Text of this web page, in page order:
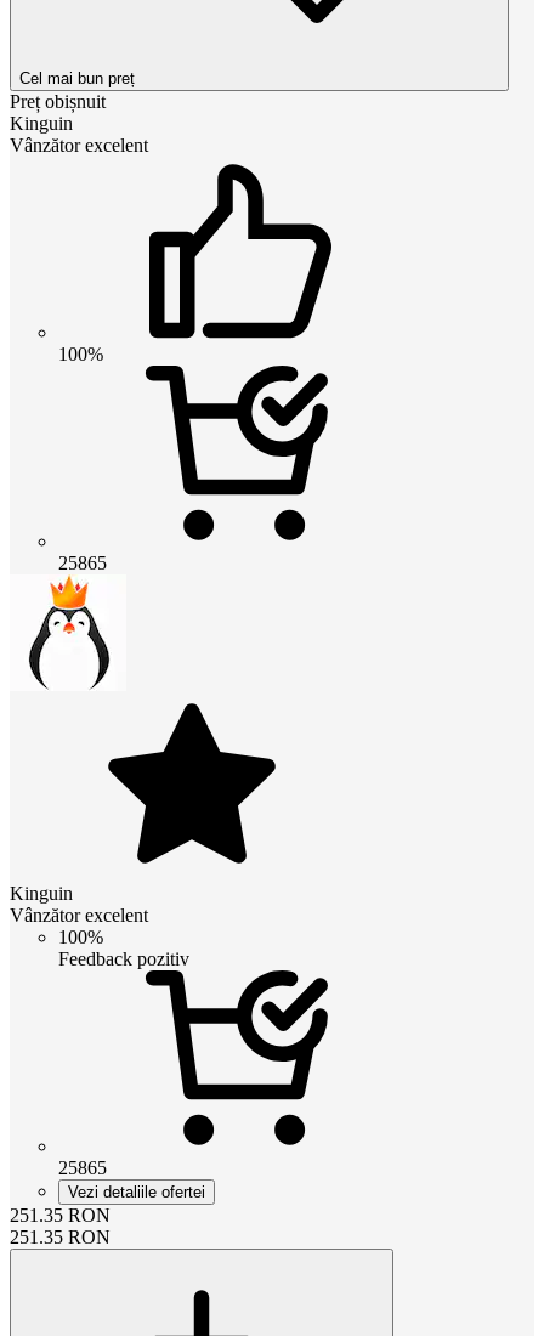
Cel mai bun preț
Preț obișnuit
Kinguin
Vânzător excelent
100%
25865
Kinguin
Vânzător excelent
100%
Feedback pozitiv
25865
Vezi detaliile ofertei
251.35 RON
251.35 RON